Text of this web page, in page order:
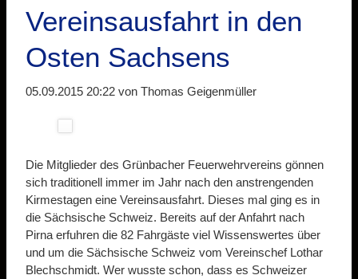
Vereinsausfahrt in den
Osten Sachsens
05.09.2015 20:22 von Thomas Geigenmüller
Die Mitglieder des Grünbacher Feuerwehrvereins gönnen
sich traditionell immer im Jahr nach den anstrengenden
Kirmestagen eine Vereinsausfahrt. Dieses mal ging es in
die Sächsische Schweiz. Bereits auf der Anfahrt nach
Pirna erfuhren die 82 Fahrgäste viel Wissenswertes über
und um die Sächsische Schweiz vom Vereinschef Lothar
Blechschmidt. Wer wusste schon, dass es Schweizer